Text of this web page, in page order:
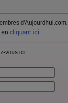
d'Aujourdhui.com.
en cliquant ici.
vous ici :